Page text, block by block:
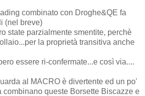
combinato con Droghe&QE fa
(nel breve)
state parzialmente smentite, perchè
la proprietà transitiva anche
essere ri-confermate...e così via....
al MACRO è divertente ed un po'
combinano queste Borsette Biscazze e